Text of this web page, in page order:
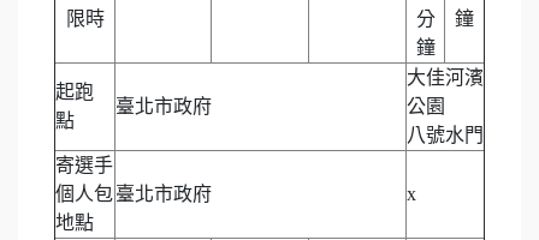
限時
分
鐘
鐘
起跑
點
臺北市政府
大佳河濱
公園
八號水門
寄選手
個人包
地點
臺北市政府 x